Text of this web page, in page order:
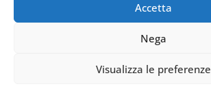
Accetta
Nega
Visualizza le preferenze
Indirizzo